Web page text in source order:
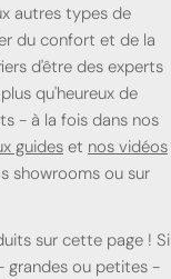
autres types de
du confort et de la
d'être des experts
qu'heureux de
- à la fois dans nos
guides et nos vidéos
showrooms ou sur
sur cette page ! Si
grandes ou petites -